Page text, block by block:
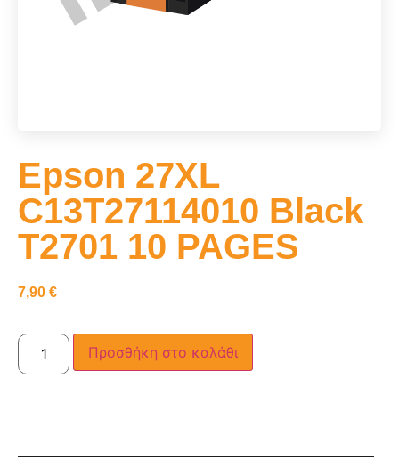
Epson 27XL
C13T27114010 Black
T2701 10 PAGES
7,90 €
Προσθήκη στο καλάθι